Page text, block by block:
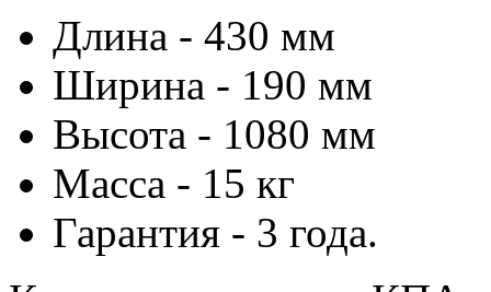
Длина - 430 мм
Ширина - 190 мм
Высота - 1080 мм
Масса - 15 кг
Гарантия - 3 года.